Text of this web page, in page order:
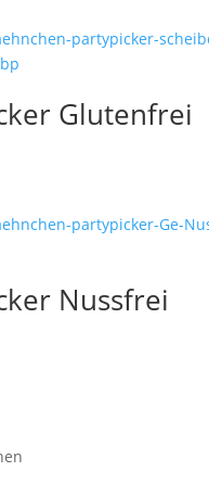
Glutenfrei
Nussfrei